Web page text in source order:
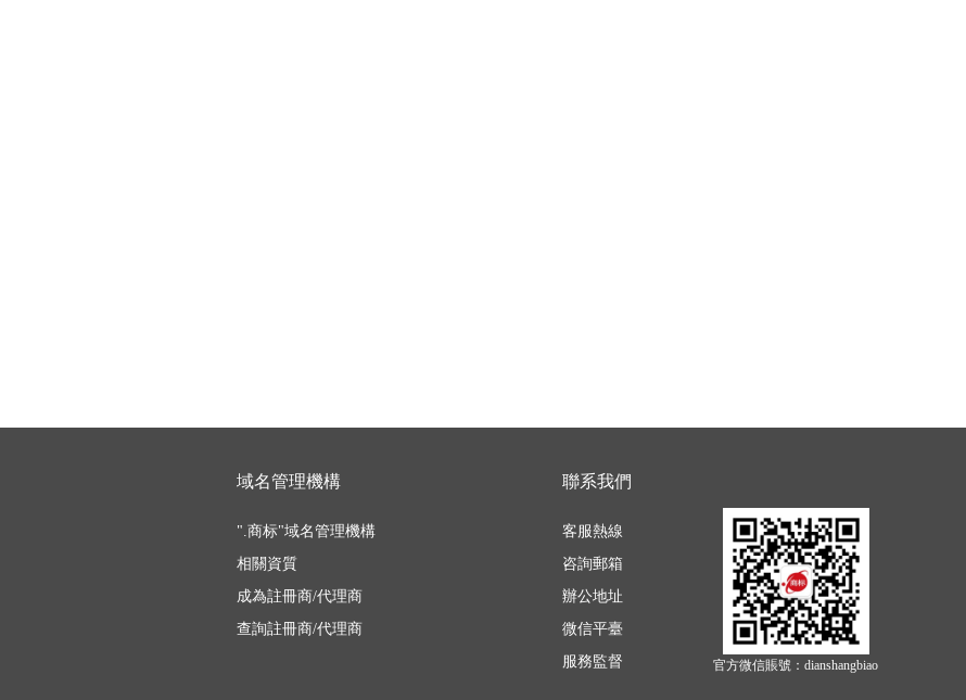
域名管理機構
".商标"域名管理機構
相關資質
成為註冊商/代理商
查詢註冊商/代理商
聯系我們
客服熱線
咨詢郵箱
辦公地址
微信平臺
服務監督
官方微信賬號：dianshangbiao